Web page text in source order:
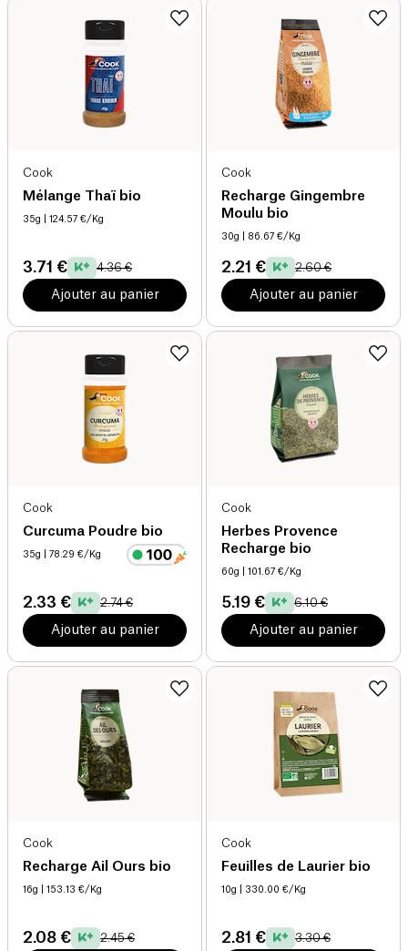
Cook
Mélange Thaï bio
35g | 124.57 €/Kg
3.71 € 4.36 €
Ajouter au panier
Cook
Recharge Gingembre
Moulu bio
30g | 86.67 €/Kg
2.21 € 2.60 €
Ajouter au panier
Cook
Curcuma Poudre bio
35g | 78.29 €/Kg
2.33 € 2.74 €
Ajouter au panier
Cook
Herbes Provence
Recharge bio
60g | 101.67 €/Kg
5.19 € 6.10 €
Ajouter au panier
Cook
Recharge Ail Ours bio
16g | 153.13 €/Kg
2.08 € 2.45 €
Cook
Feuilles de Laurier bio
10g | 330.00 €/Kg
2.81 € 3.30 €